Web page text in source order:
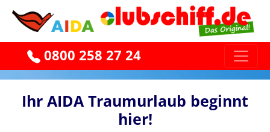
0800 258 27 24
Ihr AIDA Traumurlaub beginnt
hier!